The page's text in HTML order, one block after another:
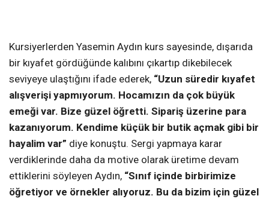
Kursiyerlerden Yasemin Aydın kurs sayesinde, dışarıda
bir kıyafet gördüğünde kalıbını çıkartıp dikebilecek
seviyeye ulaştığını ifade ederek, “Uzun süredir kıyafet
alışverişi yapmıyorum. Hocamızın da çok büyük
emeği var. Bize güzel öğretti. Sipariş üzerine para
kazanıyorum. Kendime küçük bir butik açmak gibi bir
hayalim var” diye konuştu. Sergi yapmaya karar
verdiklerinde daha da motive olarak üretime devam
ettiklerini söyleyen Aydın, “Sınıf içinde birbirimize
öğretiyor ve örnekler alıyoruz. Bu da bizim için güzel